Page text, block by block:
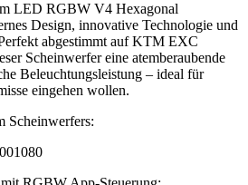
LED RGBW V4 Hexagonal
Design, innovative Technologie und
abgestimmt auf KTM EXC
Scheinwerfer eine atemberaubende
Beleuchtungsleistung – ideal für
eingehen wollen.
Scheinwerfers: